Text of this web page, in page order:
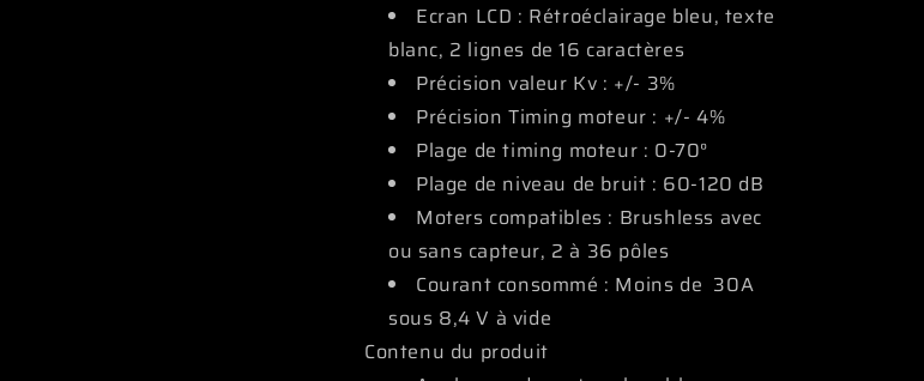
Ecran LCD : Rétroéclairage bleu, texte
blanc, 2 lignes de 16 caractères
Précision valeur Kv : +/- 3%
Précision Timing moteur : +/- 4%
Plage de timing moteur : 0-70°
Plage de niveau de bruit : 60-120 dB
Moters compatibles : Brushless avec
ou sans capteur, 2 à 36 pôles
Courant consommé : Moins de 30A
sous 8,4 V à vide
Contenu du produit